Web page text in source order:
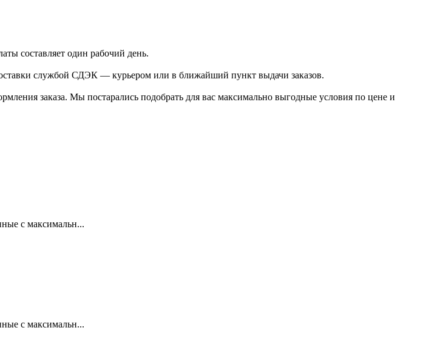
составляет один рабочий день.
службой СДЭК — курьером или в ближайший пункт выдачи заказов.
заказа. Мы постарались подобрать для вас максимально выгодные условия по цене и
с максимальн...
с максимальн...